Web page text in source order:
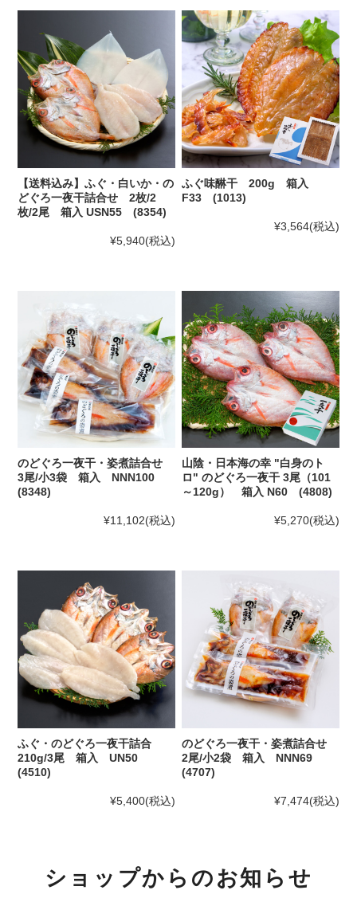
【送料込み】ふぐ・白いか・の
どぐろ一夜干詰合せ 2枚/2
枚/2尾 箱入 USN55 (8354)
¥5,940(税込)
ふぐ味醂干 200g 箱入
F33 (1013)
¥3,564(税込)
のどぐろ一夜干・姿煮詰合せ
3尾/小3袋 箱入 NNN100
(8348)
¥11,102(税込)
山陰・日本海の幸 "白身のト
ロ" のどぐろ一夜干 3尾（101
～120g） 箱入 N60 (4808)
¥5,270(税込)
ふぐ・のどぐろ一夜干詰合
210g/3尾 箱入 UN50
(4510)
¥5,400(税込)
のどぐろ一夜干・姿煮詰合せ
2尾/小2袋 箱入 NNN69
(4707)
¥7,474(税込)
ショップからのお知らせ